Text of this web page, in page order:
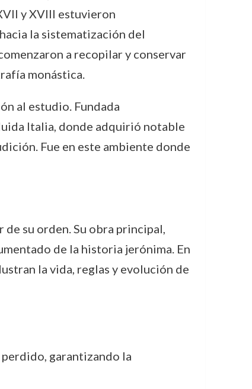
y XVIII estuvieron
la sistematización del
a recopilar y conservar
monástica.
al estudio. Fundada
Italia, donde adquirió notable
Fue en este ambiente donde
su orden. Su obra principal,
de la historia jerónima. En
la vida, reglas y evolución de
garantizando la